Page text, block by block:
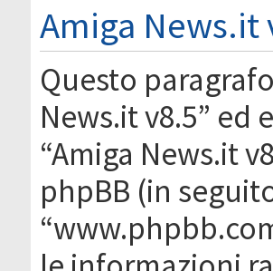
Amiga
Questo
News.it v8.5” ed
“Amiga News.it
phpBB (in